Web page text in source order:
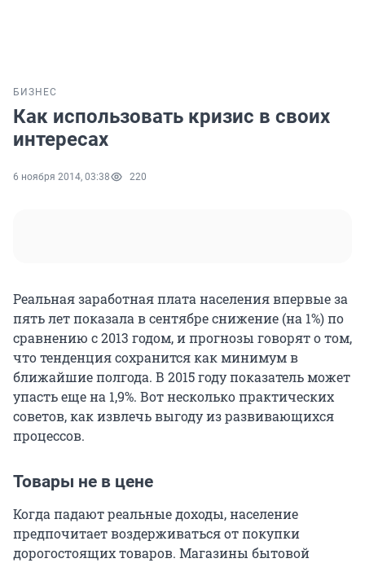
БИЗНЕС
Как использовать кризис в своих
интересах
6 ноября 2014, 03:38 220
Реальная заработная плата населения впервые за
пять лет показала в сентябре снижение (на 1%) по
сравнению с 2013 годом, и прогнозы говорят о том,
что тенденция сохранится как минимум в
ближайшие полгода. В 2015 году показатель может
упасть еще на 1,9%. Вот несколько практических
советов, как извлечь выгоду из развивающихся
процессов.
Товары не в цене
Когда падают реальные доходы, население
предпочитает воздерживаться от покупки
дорогостоящих товаров. Магазины бытовой